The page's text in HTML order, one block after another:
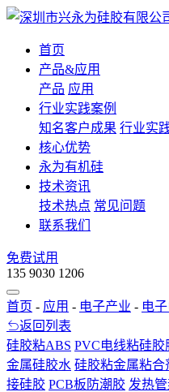
首页
产品&应用
产品 应用
行业实践案例
知名客户成果 行业实
核心优势
永为有机硅
技术资讯
技术热点 常见问题
联系我们
免费试用
135 9030 1206
首页 - 应用 - 电子产业 - 电
返回列表
硅胶粘ABS PVC电线粘硅胶
金属硅胶水 硅胶粘金属粘合
接硅胶 PCB板防潮胶 发热